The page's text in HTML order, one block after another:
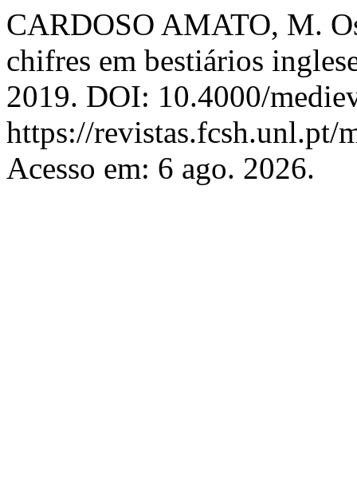
CARDOSO AMATO, M.
chifres em bestiários
2019. DOI: 10.4000/
https://revistas.fcsh.unl.pt/
Acesso em: 6 ago. 2026.